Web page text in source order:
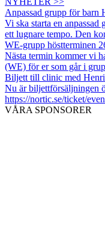
Anpassad grupp för barn
Vi ska starta en anpassad
ett lugnare tempo. Den
WE-grupp höstterminen
Nästa termin kommer vi
(WE) för er som går i
Biljett till clinic med
Nu är biljettförsäljningen
https://nortic.se/ticket/
VÅRA SPONSORER